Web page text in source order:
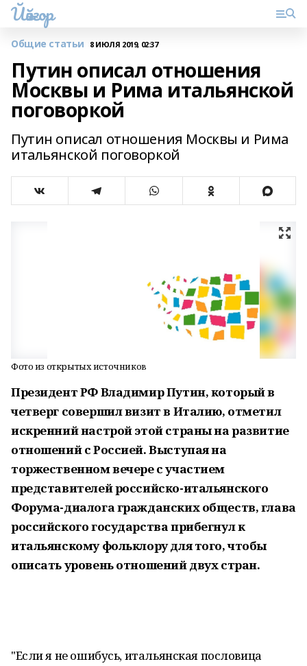
Йәйғор
Общие статьи 8 ИЮЛЯ 2019, 02:37
Путин описал отношения
Москвы и Рима итальянской
поговоркой
Путин описал отношения Москвы и Рима
итальянской поговоркой
Фото из открытых источников
Президент РФ Владимир Путин, который в
четверг совершил визит в Италию, отметил
искренний настрой этой страны на развитие
отношений с Россией. Выступая на
торжественном вечере с участием
представителей российско-итальянского
Форума-диалога гражданских обществ, глава
российского государства прибегнул к
итальянскому фольклору для того, чтобы
описать уровень отношений двух стран.
"Если я не ошибусь, итальянская пословица